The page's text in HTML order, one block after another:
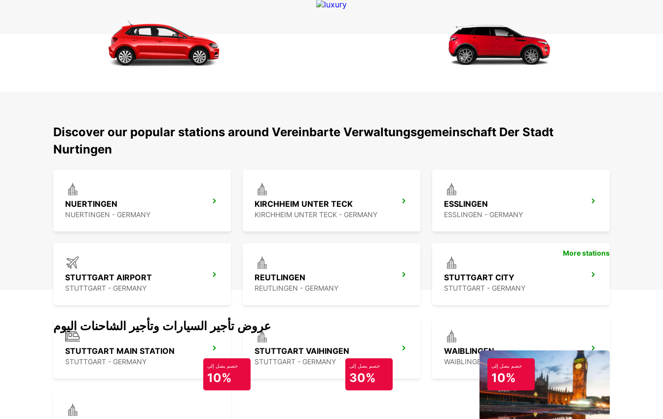
Discover our popular stations around Vereinbarte Verwaltungsgemeinschaft Der Stadt
Nurtingen
NUERTINGEN
NUERTINGEN - GERMANY
KIRCHHEIM UNTER TECK
KIRCHHEIM UNTER TECK - GERMANY
ESSLINGEN
ESSLINGEN - GERMANY
STUTTGART AIRPORT
STUTTGART - GERMANY
REUTLINGEN
REUTLINGEN - GERMANY
STUTTGART CITY
STUTTGART - GERMANY
STUTTGART MAIN STATION
STUTTGART - GERMANY
STUTTGART VAIHINGEN
STUTTGART - GERMANY
WAIBLINGEN
WAIBLINGEN - GERMANY
More stations
عروض تأجير السيارات وتأجير الشاحنات اليوم
خصم يصل إلى
10%
خصم يصل إلى
30%
خصم يصل إلى
10%